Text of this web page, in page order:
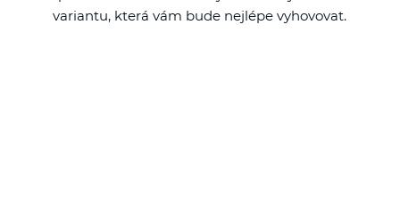
variantu, která vám bude nejlépe vyhovovat.